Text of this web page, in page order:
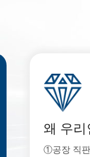
왜 우리
①공장 직